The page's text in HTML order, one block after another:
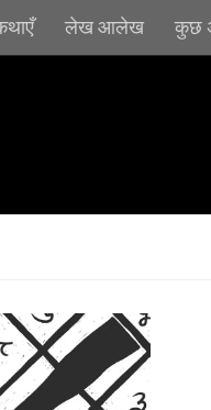
लेख आलेख कुछ